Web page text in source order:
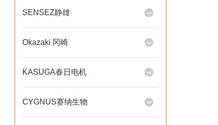
SENSEZ静雄
Okazaki 冈崎
KASUGA春日电机
CYGNUS赛纳生物